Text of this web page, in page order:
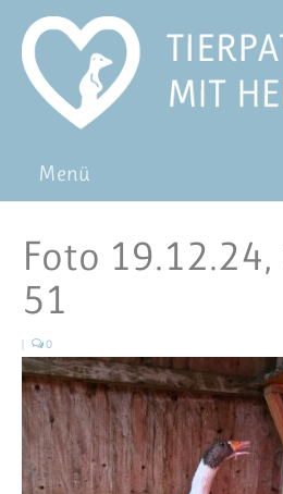
Menü
Pat*in werden
Blog
FAQ
Foto
51
| 0